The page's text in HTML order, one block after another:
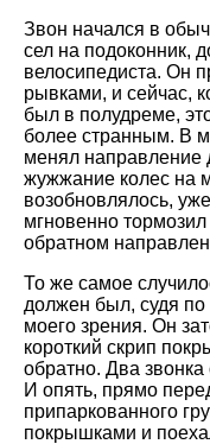
Звон начался в
сел на подоконник,
велосипедиста. Он
рывками, и сейчас,
был в полудреме,
более странным. В
менял
жужжание колес на
возобновлялось,
мгновенно
обратном
То же самое
должен был, судя по
моего зрения. Он
короткий скрип
обратно. Два
И опять, прямо
припаркованного
покрышками и